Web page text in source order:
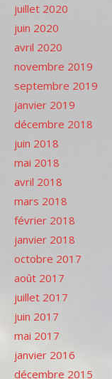
juillet 2020
juin 2020
avril 2020
novembre 2019
septembre 2019
janvier 2019
décembre 2018
juin 2018
mai 2018
avril 2018
mars 2018
février 2018
janvier 2018
octobre 2017
août 2017
juillet 2017
juin 2017
mai 2017
janvier 2016
décembre 2015